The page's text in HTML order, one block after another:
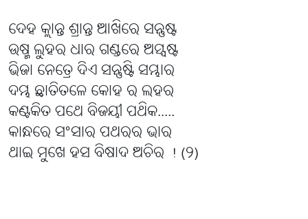
ଦେହ କ୍ଲାନ୍ତ ଶ୍ରାନ୍ତ ଆଖିରେ ସନ୍ତୁଷ୍ଟ
ଉଷ୍ମ ଲୁହର ଧାର ଗଣ୍ଡରେ ଅସ୍ପଷ୍ଟ
ଭିଜା ନେତ୍ରେ ଦିଏ ସନ୍ତୁଷ୍ଟି ସମ୍ଭାର
ଦମ୍ଭ ଛାତିତଳେ କୋହ ର ଲହର
କଣ୍ଟକିତ ପଥେ ବିଜୟୀ ପଥିକ.....
କାନ୍ଧରେ ସଂସାର ପଥରର ଭାର
ଥାଇ ମୁଖେ ହସ ବିଷାଦ ଅଚିର ! (୨)